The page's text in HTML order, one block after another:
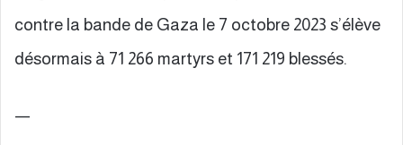
contre la bande de Gaza le 7 octobre 2023 s’élève
désormais à 71 266 martyrs et 171 219 blessés.
—